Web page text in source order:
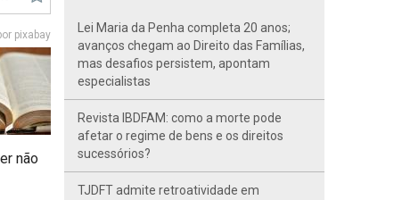
pixabay
não
Lei Maria da Penha completa 20 anos;
avanços chegam ao Direito das Famílias,
mas desafios persistem, apontam
especialistas
Revista IBDFAM: como a morte pode
afetar o regime de bens e os direitos
sucessórios?
TJDFT admite retroatividade em